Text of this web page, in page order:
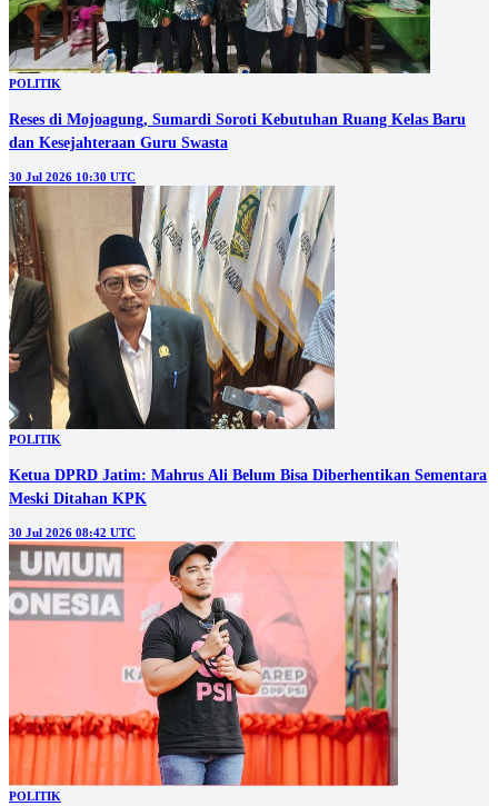
POLITIK
Reses di Mojoagung, Sumardi Soroti Kebutuhan Ruang Kelas Baru
dan Kesejahteraan Guru Swasta
30 Jul 2026 10:30 UTC
POLITIK
Ketua DPRD Jatim: Mahrus Ali Belum Bisa Diberhentikan Sementara
Meski Ditahan KPK
30 Jul 2026 08:42 UTC
POLITIK